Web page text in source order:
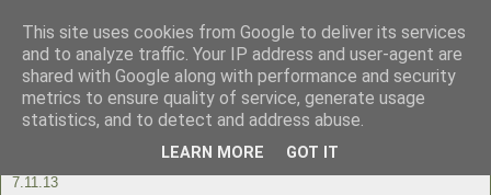
7.11.13
This site uses cookies from Google to deliver its services
and to analyze traffic. Your IP address and user-agent are
shared with Google along with performance and security
metrics to ensure quality of service, generate usage
statistics, and to detect and address abuse.
LEARN MORE GOT IT